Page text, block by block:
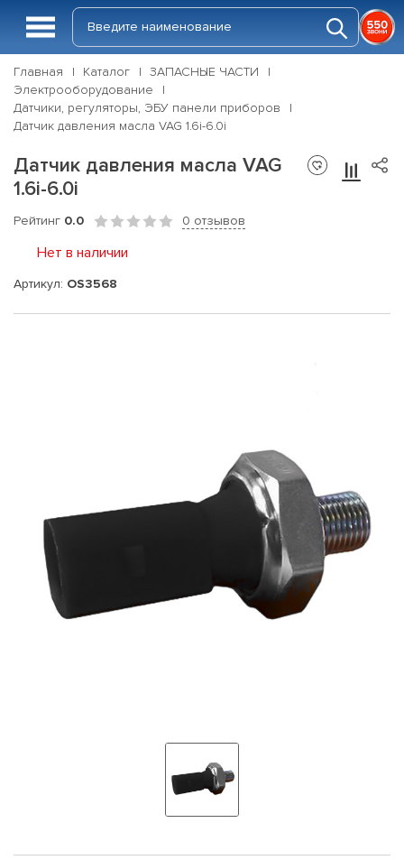
Главная Каталог
ЗАПАСНЫЕ ЧАСТИ
Электрооборудование
Датчики, регуляторы, ЭБУ панели приборов
Датчик давления масла VAG 1.6i-6.0i
Датчик давления масла VAG
1.6i-6.0i
Рейтинг 0.0 0 отзывов
Нет в наличии
Артикул: OS3568